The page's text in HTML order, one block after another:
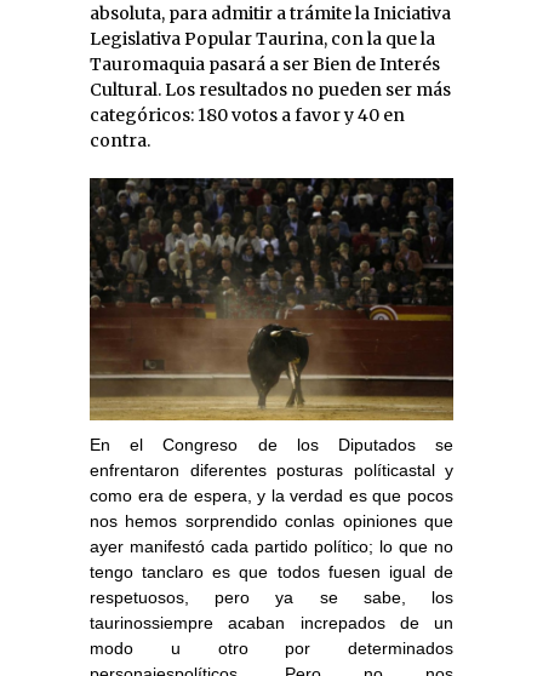
absoluta, para admitir a trámite la Iniciativa
Legislativa Popular Taurina, con la que la
Tauromaquia pasará a ser Bien de Interés
Cultural. Los resultados no pueden ser más
categóricos: 180 votos a favor y 40 en
contra.
En el Congreso de los Diputados se
enfrentaron diferentes posturas políticastal y
como era de espera, y la verdad es que pocos
nos hemos sorprendido conlas opiniones que
ayer manifestó cada partido político; lo que no
tengo tanclaro es que todos fuesen igual de
respetuosos, pero ya se sabe, los
taurinossiempre acaban increpados de un
modo u otro por determinados